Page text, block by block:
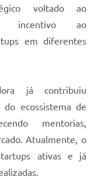
voltado ao
incentivo ao
em diferentes
já contribuiu
ecossistema de
mentorias,
Atualmente, o
ativas e já